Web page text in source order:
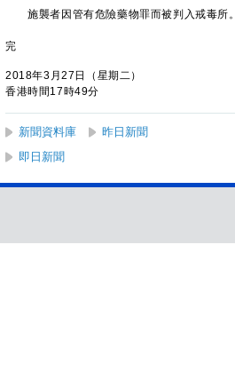
施襲者因管有危險藥物罪而被判入戒毒所。
完
2018年3月27日（星期二）
香港時間17時49分
新聞資料庫 昨日新聞
即日新聞